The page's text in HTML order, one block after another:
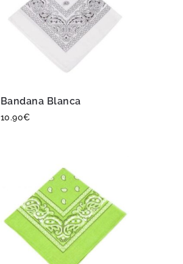
Bandana Blanca
10.90€